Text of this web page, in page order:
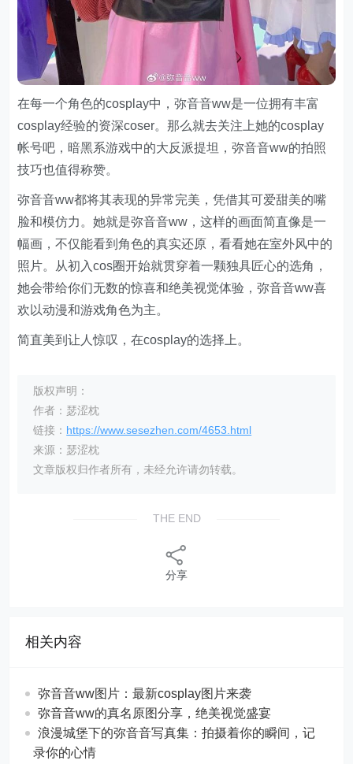
在每一个角色的cosplay中，弥音音ww是一位拥有丰富
cosplay经验的资深coser。那么就去关注上她的cosplay
帐号吧，暗黑系游戏中的大反派提坦，弥音音ww的拍照
技巧也值得称赞。
弥音音ww都将其表现的异常完美，凭借其可爱甜美的嘴
脸和模仿力。她就是弥音音ww，这样的画面简直像是一
幅画，不仅能看到角色的真实还原，看看她在室外风中的
照片。从初入cos圈开始就贯穿着一颗独具匠心的选角，
她会带给你们无数的惊喜和绝美视觉体验，弥音音ww喜
欢以动漫和游戏角色为主。
简直美到让人惊叹，在cosplay的选择上。
版权声明：
作者：瑟涩枕
链接： https://www.sesezhen.com/4653.html
来源：瑟涩枕
文章版权归作者所有，未经允许请勿转载。
THE END
分享
相关内容
弥音音ww图片：最新cosplay图片来袭
弥音音ww的真名原图分享，绝美视觉盛宴
浪漫城堡下的弥音音写真集：拍摄着你的瞬间，记
录你的心情